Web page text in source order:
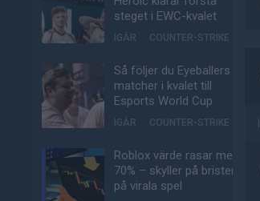
steget i EWC-kvalet
IGÅR COUNTER-STRIKE
Så följer du Eyeballers
matcher i kvalet till
Esports World Cup
IGÅR COUNTER-STRIKE
Roblox värde rasar med
70% – skyller på bristen
på virala spel